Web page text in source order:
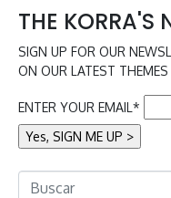
THE KORRA'S
SIGN UP FOR OUR
ON OUR LATEST
ENTER YOUR EMAIL*